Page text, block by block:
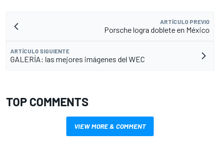
ARTÍCULO PREVIO
Porsche logra doblete en México
ARTÍCULO SIGUIENTE
GALERÍA: las mejores imágenes del WEC
TOP COMMENTS
VIEW MORE & COMMENT